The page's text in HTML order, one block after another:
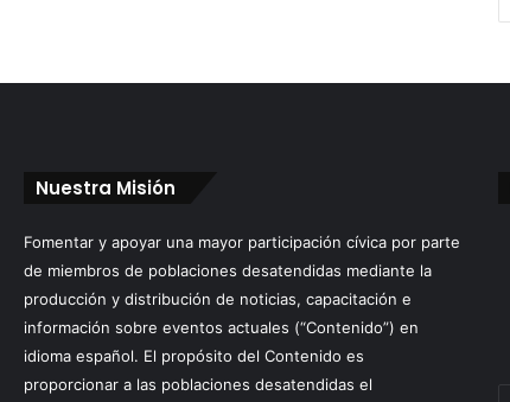
Nuestra Misión
Fomentar y apoyar una mayor participación cívica por parte
de miembros de poblaciones desatendidas mediante la
producción y distribución de noticias, capacitación e
información sobre eventos actuales (“Contenido”) en
idioma español. El propósito del Contenido es
proporcionar a las poblaciones desatendidas el